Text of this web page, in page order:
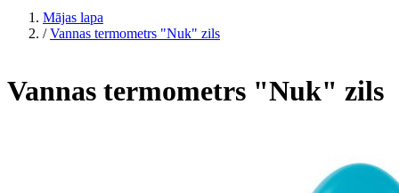
Mājas lapa
/ Vannas termometrs "Nuk" zils
Vannas termometrs "Nuk" zils